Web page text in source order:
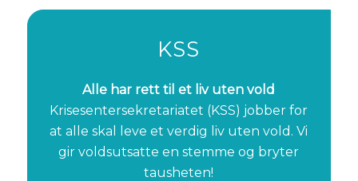
KSS
Alle har rett til et liv uten vold
Krisesentersekretariatet (KSS) jobber for
at alle skal leve et verdig liv uten vold. Vi
gir voldsutsatte en stemme og bryter
tausheten!